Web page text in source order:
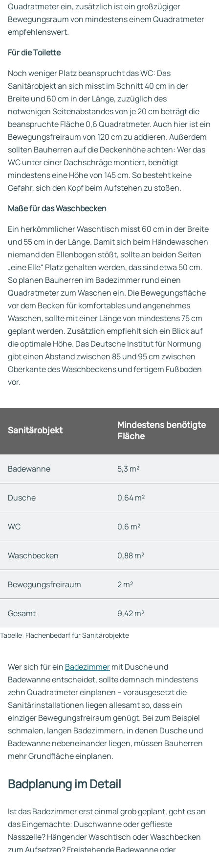
Quadratmeter ein, zusätzlich ist ein großzügiger
Bewegungsraum von mindestens einem Quadratmeter
empfehlenswert.
Für die Toilette
Noch weniger Platz beansprucht das WC: Das
Sanitärobjekt an sich misst im Schnitt 40 cm in der
Breite und 60 cm in der Länge, zuzüglich des
notwenigen Seitenabstandes von je 20 cm beträgt die
beanspruchte Fläche 0,6 Quadratmeter. Auch hier ist ein
Bewegungsfreiraum von 120 cm zu addieren. Außerdem
sollten Bauherren auf die Deckenhöhe achten: Wer das
WC unter einer Dachschräge montiert, benötigt
mindestens eine Höhe von 145 cm. So besteht keine
Gefahr, sich den Kopf beim Aufstehen zu stoßen.
Maße für das Waschbecken
Ein herkömmlicher Waschtisch misst 60 cm in der Breite
und 55 cm in der Länge. Damit sich beim Händewaschen
niemand den Ellenbogen stößt, sollte an beiden Seiten
„eine Elle“ Platz gehalten werden, das sind etwa 50 cm.
So planen Bauherren im Badezimmer rund einen
Quadratmeter zum Waschen ein. Die Bewegungsfläche
vor dem Becken für komfortables und angenehmes
Waschen, sollte mit einer Länge von mindestens 75 cm
geplant werden. Zusätzlich empfiehlt sich ein Blick auf
die optimale Höhe. Das Deutsche Institut für Normung
gibt einen Abstand zwischen 85 und 95 cm zwischen
Oberkante des Waschbeckens und fertigem Fußboden
vor.
Tabelle: Flächenbedarf für Sanitärobjekte
Sanitärobjekt
Mindestens benötigte
Fläche
Badewanne 5,3 m²
Dusche 0,64 m²
WC 0,6 m²
Waschbecken 0,88 m²
Bewegungsfreiraum 2 m²
Gesamt 9,42 m²
Wer sich für ein Badezimmermit Dusche und
Badewanne entscheidet, sollte demnach mindestens
zehn Quadratmeter einplanen – vorausgesetzt die
Sanitärinstallationen liegen allesamt so, dass ein
einziger Bewegungsfreiraum genügt. Bei zum Beispiel
schmalen, langen Badezimmern, in denen Dusche und
Badewanne nebeneinander liegen, müssen Bauherren
mehr Grundfläche einplanen.
Badplanung im Detail
Ist das Badezimmer erst einmal grob geplant, geht es an
das Eingemachte: Duschwanne oder geflieste
Nasszelle? Hängender Waschtisch oder Waschbecken
zum Aufsetzen? Freistehende Badewanne oder